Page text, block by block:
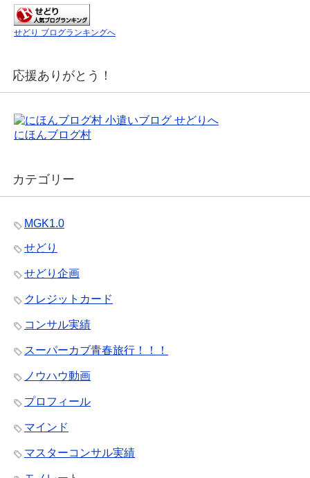
せどり ブログランキングへ
応援ありがとう！
にほんブログ村
カテゴリー
MGK1.0
せどり
せどり企画
クレジットカード
コンサル実績
スーパーカブ青春旅行！！！
ノウハウ動画
プロフィール
マインド
マスターコンサル実績